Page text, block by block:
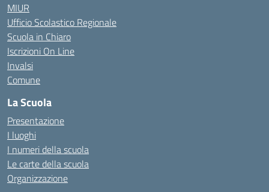
MIUR
Ufficio Scolastico Regionale
Scuola in Chiaro
Iscrizioni On Line
Invalsi
Comune
La Scuola
Presentazione
I luoghi
I numeri della scuola
Le carte della scuola
Organizzazione